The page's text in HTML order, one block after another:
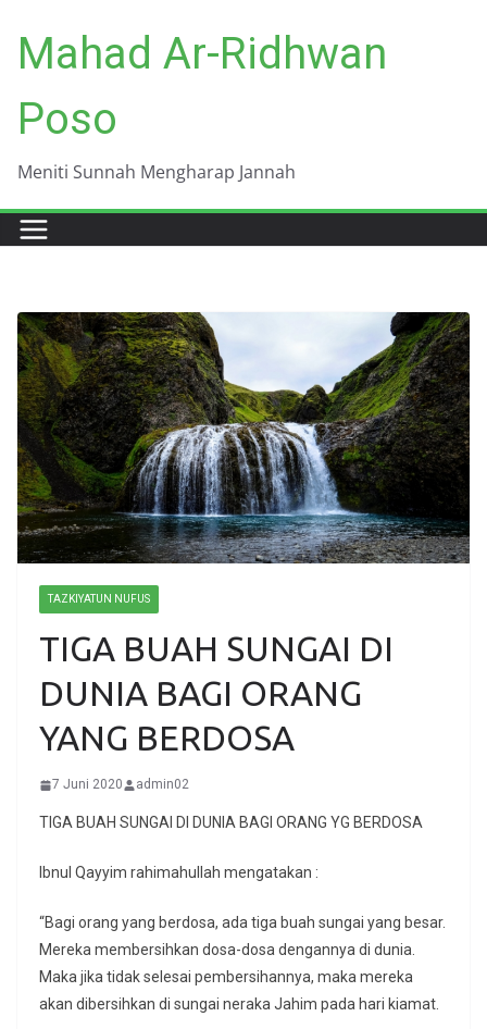
content
Mahad Ar-Ridhwan
Poso
Meniti Sunnah Mengharap Jannah
TAZKIYATUN NUFUS
TIGA BUAH SUNGAI DI
DUNIA BAGI ORANG
YANG BERDOSA
7 Juni 2020 admin02
TIGA BUAH SUNGAI DI DUNIA BAGI ORANG YG BERDOSA
Ibnul Qayyim rahimahullah mengatakan :
“Bagi orang yang berdosa, ada tiga buah sungai yang besar.
Mereka membersihkan dosa-dosa dengannya di dunia.
Maka jika tidak selesai pembersihannya, maka mereka
akan dibersihkan di sungai neraka Jahim pada hari kiamat.